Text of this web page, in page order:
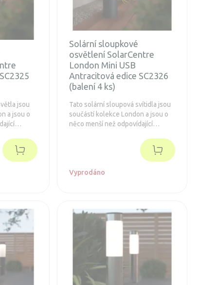
jsou
a jsou o
Solární sloupkové
osvětlení SolarCentre
London Mini USB
Antracitová edice SC2326
(balení 4 ks)
Tato solární sloupová svítidla jsou
součástí kolekce London a jsou o
něco menší než odpovídající
možnost dobití portem USB.
Vyprodáno